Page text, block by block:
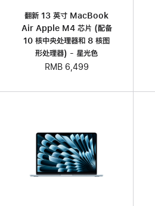
翻新 13 英寸 MacBook
Air Apple M4 芯片 (配备
10 核中央处理器和 8 核图
形处理器) - 星光色
RMB 6,499